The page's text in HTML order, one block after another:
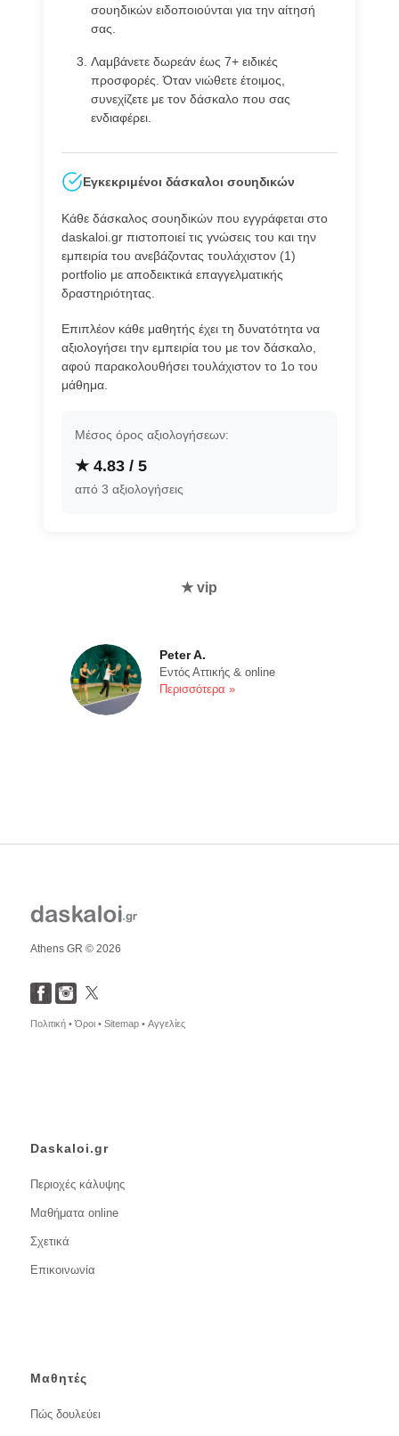
σουηδικών ειδοποιούνται για την αίτησή
σας.
Λαμβάνετε δωρεάν έως 7+ ειδικές
προσφορές. Όταν νιώθετε έτοιμος,
συνεχίζετε με τον δάσκαλο που σας
ενδιαφέρει.
Εγκεκριμένοι δάσκαλοι σουηδικών
Κάθε δάσκαλος σουηδικών που εγγράφεται στο
daskaloi.gr πιστοποιεί τις γνώσεις του και την
εμπειρία του ανεβάζοντας τουλάχιστον (1)
portfolio με αποδεικτικά επαγγελματικής
δραστηριότητας.
Επιπλέον κάθε μαθητής έχει τη δυνατότητα να
αξιολογήσει την εμπειρία του με τον δάσκαλο,
αφού παρακολουθήσει τουλάχιστον το 1ο του
μάθημα.
Μέσος όρος αξιολογήσεων:
★ 4.83 / 5
από 3 αξιολογήσεις
★ vip
Peter A.
Εντός Αττικής & online
Περισσότερα »
Athens GR © 2026
Πολιτική •Όροι • Sitemap • Αγγελίες
Daskaloi.gr
Περιοχές κάλυψης
Μαθήματα online
Σχετικά
Επικοινωνία
Μαθητές
Πώς δουλεύει